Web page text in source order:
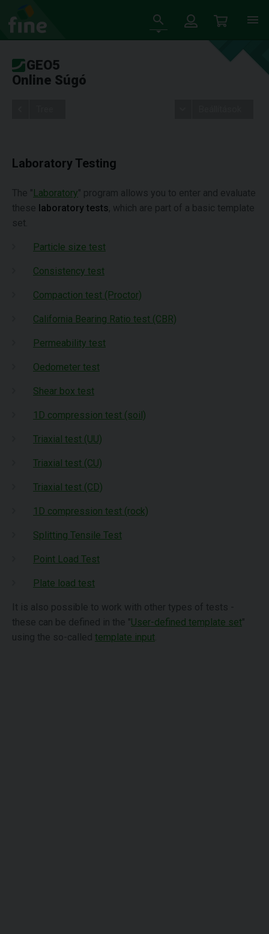
GEO5
Online Súgó
Laboratory Testing
The "Laboratory" program allows you to enter and evaluate
these laboratory tests, which are part of a basic template
set.
Particle size test
Consistency test
Compaction test (Proctor)
California Bearing Ratio test (CBR)
Permeability test
Oedometer test
Shear box test
1D compression test (soil)
Triaxial test (UU)
Triaxial test (CU)
Triaxial test (CD)
1D compression test (rock)
Splitting Tensile Test
Point Load Test
Plate load test
It is also possible to work with other types of tests -
these can be defined in the "User-defined template set"
using the so-called template input